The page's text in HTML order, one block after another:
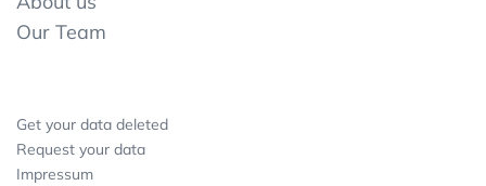
Our Team
Get your data deleted
Request your data
Impressum